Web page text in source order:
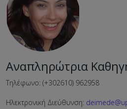
Αναπληρώτρια
Τηλέφωνο: (+302610) 962958
Ηλεκτρονική Διεύθυνση: